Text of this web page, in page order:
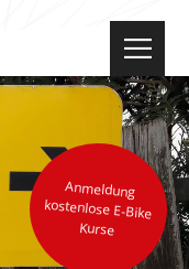
Anmeldung
kostenlose E-Bike
Kurse